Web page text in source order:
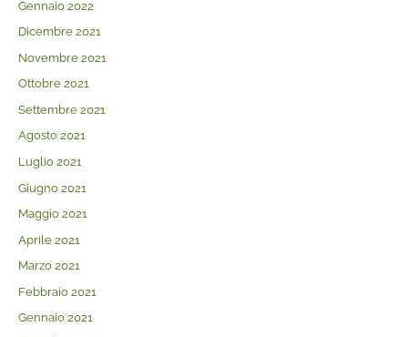
Gennaio 2022
Dicembre 2021
Novembre 2021
Ottobre 2021
Settembre 2021
Agosto 2021
Luglio 2021
Giugno 2021
Maggio 2021
Aprile 2021
Marzo 2021
Febbraio 2021
Gennaio 2021